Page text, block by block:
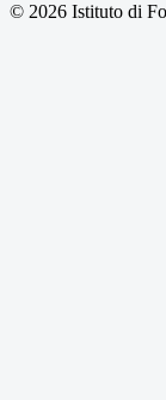
© 2026 Istituto di